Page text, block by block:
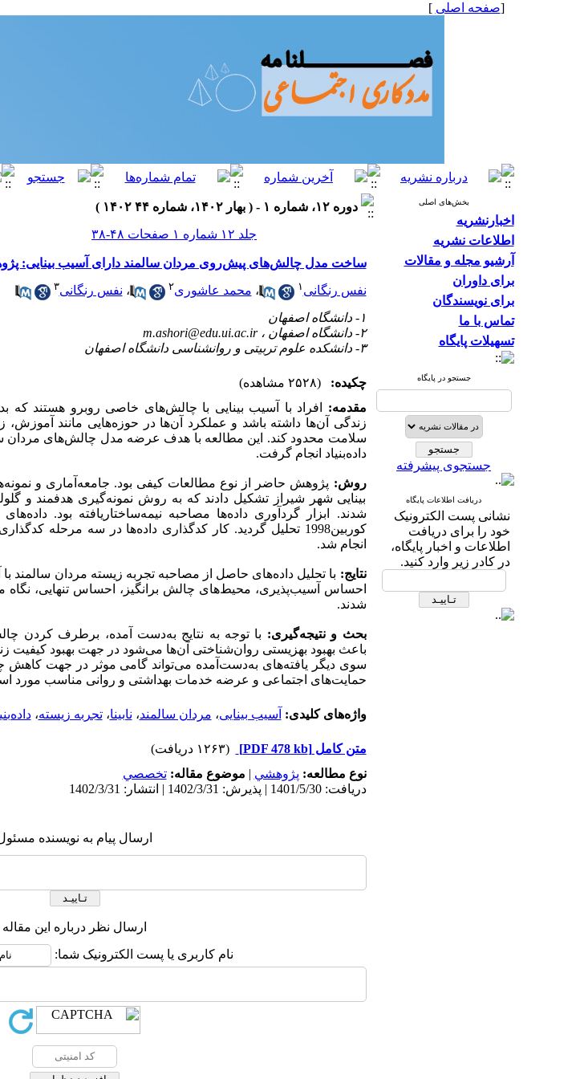
[صفحه اصلی ]
بخش‌های اصلی
اخبارنشریه
اطلاعات نشریه
آرشیو مجله و مقالات
برای داوران
برای نویسندگان
تماس با ما
تسهیلات پایگاه
جستجو در پایگاه
جستجوی پیشرفته
دریافت اطلاعات پایگاه
نشانی پست الکترونیک
خود را برای دریافت
اطلاعات و اخبار پایگاه،
در کادر زیر وارد کنید.
دوره ۱۲، شماره ۱ - ( بهار ۱۴۰۲، شماره ۴۴ ۱۴۰۲ )
جلد ۱۲ شماره ۱ صفحات ۴۸-۳۸
ساخت مدل چالش‌های پیش‌روی مردان سالمند دارای آسیب بینایی:
نفس رنگانی ۱ ، محمد عاشوری۲ ، نفس رنگانی۳
۱- دانشگاه اصفهان
۲- دانشگاه اصفهان ،
m.ashori@edu.ui.ac.ir
۳- دانشکده علوم تربیتی و روانشناسی دانشگاه اصفهان
چکیده:
(۲۵۲۸ مشاهده)
مقدمه: افراد با آسیب بینایی با چالش‌های خاصی روبرو هستند که
زندگی آن‌ها داشته باشد و عملکرد آن‌ها در حوزه‌هایی مانند
سلامت محدود کند. این مطالعه با هدف عرضه مدل چالش‌های مردان
داده‌بنیاد انجام گرفت.
روش: پژوهش حاضر از نوع مطالعات کیفی بود. جامعه‌آماری و
بینایی شهر شیراز تشکیل دادند که به روش نمونه‌گیری هدفمند و
شدند. ابزار گردآوری داده‌ها مصاحبه نیمه‌ساختاریافته بود.
کوربین1998 تحلیل گردید. کار کدگذاری داده‌ها در سه مرحله
انجام شد.
نتایج: با تحلیل داده‌های حاصل از مصاحبه‌‌ تجربه‌ زیسته‌ مردان سالمند
احساس آسیب‌پذیری، محیط‌های چالش برانگیز، احساس تنهایی،
شدند.
بحث و نتیجه‌گیری: با توجه به نتایج به‌دست آمده، برطرف کردن
باعث بهبود بهزیستی روان‌شناختی آن‌ها می‌شود در جهت بهبود کیفیت
سوی دیگر یافته‌های به‌دست‌آمده می‌تواند گامی موثر در جهت کاهش
حمایت‌های اجتماعی و عرضه خدمات بهداشتی و روانی مناسب مورد
واژه‌های کلیدی: آسیب بینایی، مردان سالمند، نابینا،تجربه زیسته،
متن کامل[PDF 478 kb]
(۱۲۶۳ دریافت)
نوع مطالعه: پژوهشي | موضوع مقاله:تخصصي
دریافت: 1401/5/30 | پذیرش: 1402/3/31 | انتشار: 1402/3/31
ارسال پیام به نویسنده
ارسال نظر درباره این مقاله
نام کاربری یا پست الکترونیک شما: